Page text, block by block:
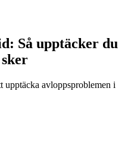
Så upptäcker du
upptäcka avloppsproblemen i